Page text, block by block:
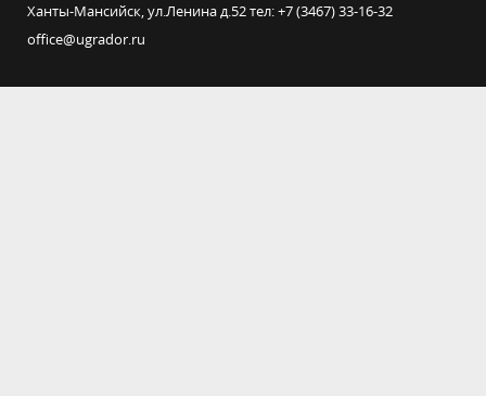
Ханты-Мансийск, ул.Ленина д.52 тел: +7 (3467) 33-16-32
office@ugrador.ru